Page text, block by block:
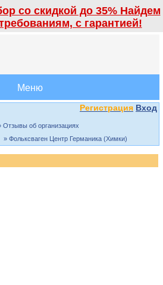
со скидкой до 35% Найдем
с гарантией!
Меню
Регистрация Вход
Отзывы об организациях
» Фольксваген Центр Германика (Химки)